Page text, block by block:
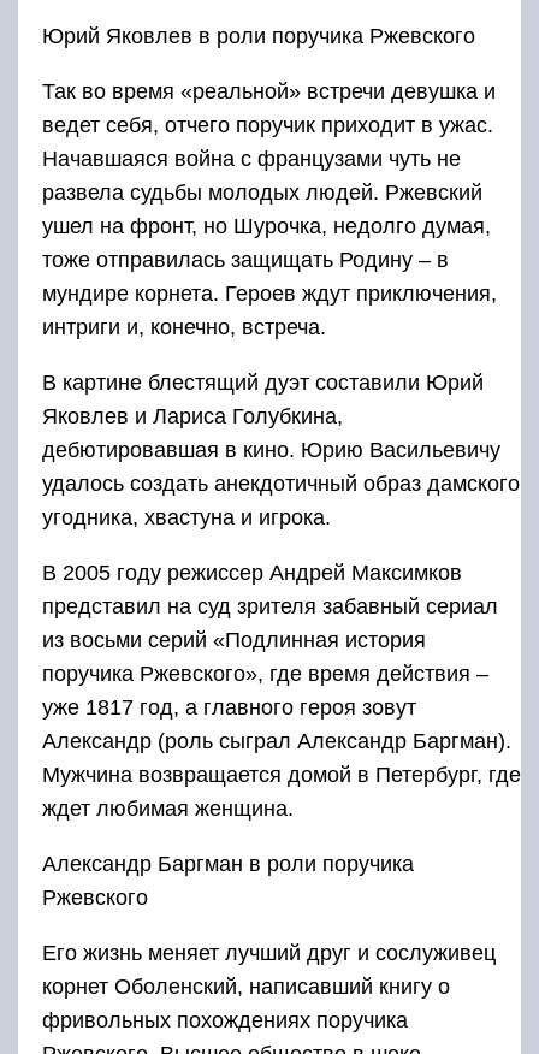
Юрий Яковлев в роли поручика Ржевского
Так во время «реальной» встречи девушка и
ведет себя, отчего поручик приходит в ужас.
Начавшаяся война с французами чуть не
развела судьбы молодых людей. Ржевский
ушел на фронт, но Шурочка, недолго думая,
тоже отправилась защищать Родину – в
мундире корнета. Героев ждут приключения,
интриги и, конечно, встреча.
В картине блестящий дуэт составили Юрий
Яковлев и Лариса Голубкина,
дебютировавшая в кино. Юрию Васильевичу
удалось создать анекдотичный образ дамского
угодника, хвастуна и игрока.
В 2005 году режиссер Андрей Максимков
представил на суд зрителя забавный сериал
из восьми серий «Подлинная история
поручика Ржевского», где время действия –
уже 1817 год, а главного героя зовут
Александр (роль сыграл Александр Баргман).
Мужчина возвращается домой в Петербург, где
ждет любимая женщина.
Александр Баргман в роли поручика
Ржевского
Его жизнь меняет лучший друг и сослуживец
корнет Оболенский, написавший книгу о
фривольных похождениях поручика